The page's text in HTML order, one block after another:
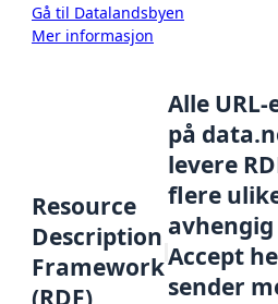
Gå til Datalandsbyen
Mer informasjon
Resource
Description
Framework
Alle
på
levere
flere
Accept
sender